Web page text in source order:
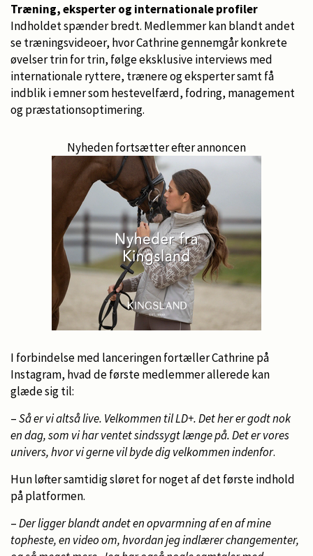
Træning, eksperter og internationale profiler
Indholdet spænder bredt. Medlemmer kan blandt andet
se træningsvideoer, hvor Cathrine gennemgår konkrete
øvelser trin for trin, følge eksklusive interviews med
internationale ryttere, trænere og eksperter samt få
indblik i emner som hestevelfærd, fodring, management
og præstationsoptimering.
Nyheden fortsætter efter annoncen
I forbindelse med lanceringen fortæller Cathrine på
Instagram, hvad de første medlemmer allerede kan
glæde sig til:
–Så er vi altså live. Velkommen til LD+. Det her er godt nok
en dag, som vi har ventet sindssygt længe på. Det er vores
univers, hvor vi gerne vil byde dig velkommen indenfor.
Hun løfter samtidig sløret for noget af det første indhold
på platformen.
–Der ligger blandt andet en opvarmning af en af mine
topheste, en video om, hvordan jeg indlærer changementer,